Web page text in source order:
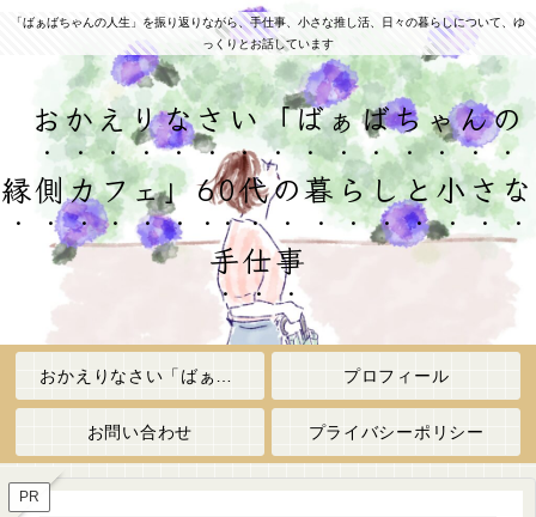
「ばぁばちゃんの人生」を振り返りながら、手仕事、小さな推し活、日々の暮らしについて、ゆ
っくりとお話しています
おかえりなさい「ばぁばちゃんの
縁側カフェ」60代の暮らしと小さな
手仕事
プロフィール
お問い合わせ プライバシーポリシー
PR